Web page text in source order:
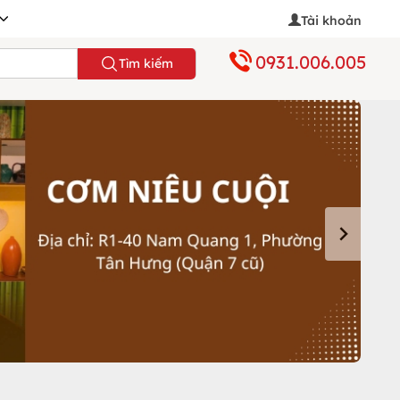
Tài khoản
Tìm kiếm 0931.006.005